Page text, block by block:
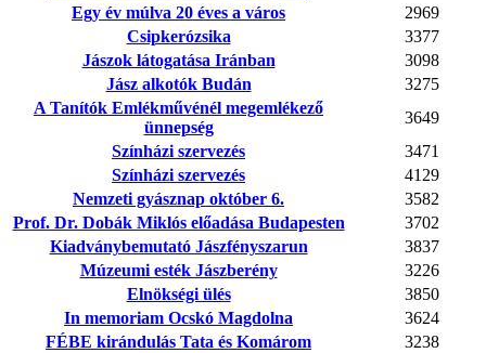
Egy év múlva 20 éves a város
2969
Csipkerózsika
3377
Jászok látogatása Iránban
3098
Jász alkotók Budán
3275
A Tanítók Emlékművénél megemlékező
ünnepség
3649
Színházi szervezés
3471
Színházi szervezés
4129
Nemzeti gyásznap október 6.
3582
Prof. Dr. Dobák Miklós előadása Budapesten
3702
Kiadványbemutató Jászfényszarun
3837
Múzeumi esték Jászberény
3226
Elnökségi ülés
3850
In memoriam Ocskó Magdolna
3624
FÉBE kirándulás Tata és Komárom
3238